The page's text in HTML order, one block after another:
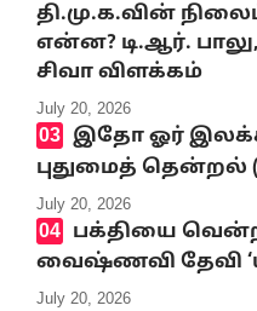
தி.மு.க.வின்
என்ன? டி.ஆர். பாலு,
சிவா விளக்கம்
July 20, 2026
இதோ ஓர்
புதுமைத் தென்றல்
July 20, 2026
பக்தியை
வைஷ்ணவி தேவி
July 20, 2026